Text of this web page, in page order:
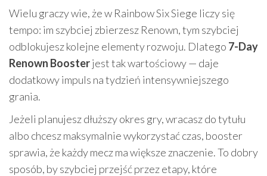
Wielu graczy wie, że w Rainbow Six Siege liczy się
tempo: im szybciej zbierzesz Renown, tym szybciej
odblokujesz kolejne elementy rozwoju. Dlatego 7-Day
Renown Boosterjest tak wartościowy — daje
dodatkowy impuls na tydzień intensywniejszego
grania.
Jeżeli planujesz dłuższy okres gry, wracasz do tytułu
albo chcesz maksymalnie wykorzystać czas, booster
sprawia, że każdy mecz ma większe znaczenie. To dobry
sposób, by szybciej przejść przez etapy, które